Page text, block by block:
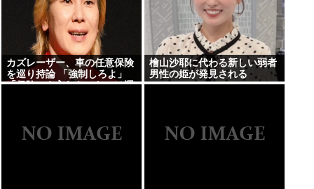
カズレーザー、車の任意保険
を巡り持論 「強制しろよ」
「保険にも入れないヤツは運
檜山沙耶に代わる新しい弱者
男性の姫が発見される